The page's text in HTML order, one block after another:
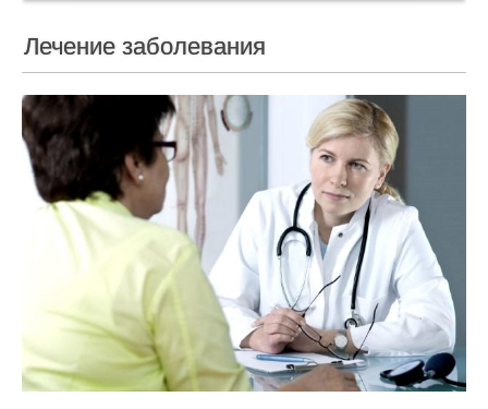
Лечение заболевания